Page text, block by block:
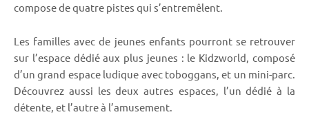
compose de quatre pistes qui s’entremêlent.
Les familles avec de jeunes enfants pourront se retrouver
sur l’espace dédié aux plus jeunes : le Kidzworld, composé
d’un grand espace ludique avec toboggans, et un mini-parc.
Découvrez aussi les deux autres espaces, l’un dédié à la
détente, et l’autre à l’amusement.